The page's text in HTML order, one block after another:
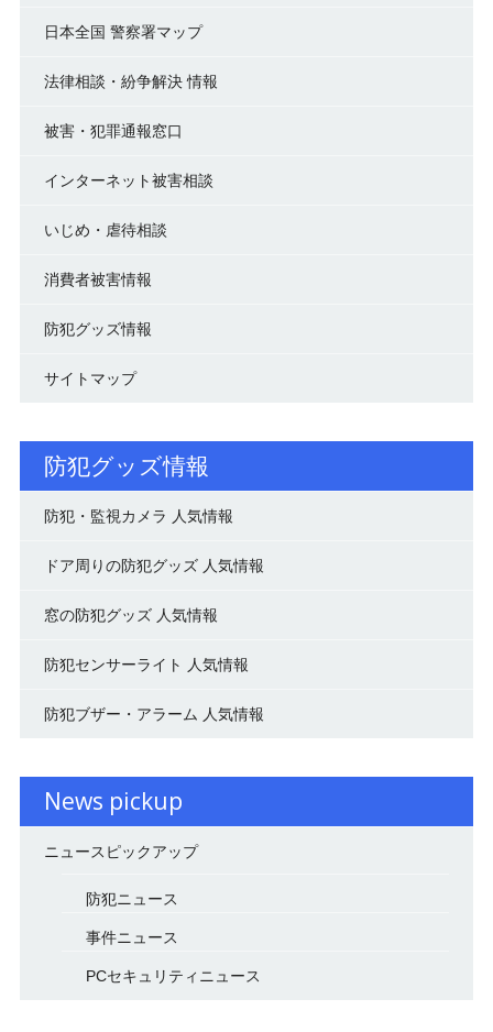
日本全国 警察署マップ
法律相談・紛争解決 情報
被害・犯罪通報窓口
インターネット被害相談
いじめ・虐待相談
消費者被害情報
防犯グッズ情報
サイトマップ
防犯グッズ情報
防犯・監視カメラ 人気情報
ドア周りの防犯グッズ 人気情報
窓の防犯グッズ 人気情報
防犯センサーライト 人気情報
防犯ブザー・アラーム 人気情報
News pickup
ニュースピックアップ
防犯ニュース
事件ニュース
PCセキュリティニュース